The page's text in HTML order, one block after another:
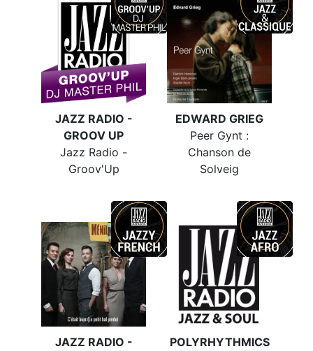
JAZZ RADIO -
GROOV UP
Jazz Radio -
Groov'Up
EDWARD GRIEG
Peer Gynt :
Chanson de
Solveig
JAZZ RADIO -
POLYRHYTHMICS